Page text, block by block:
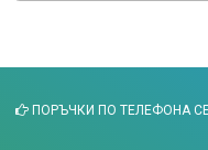
ПОРЪЧКИ ПО ТЕЛЕФОНА